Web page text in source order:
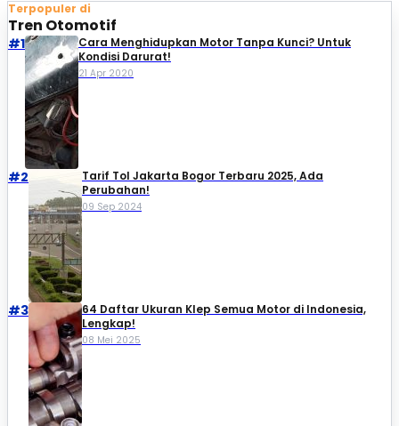
Terpopuler di
Tren Otomotif
#1
Cara Menghidupkan Motor Tanpa Kunci? Untuk
Kondisi Darurat!
21 Apr 2020
#2
Tarif Tol Jakarta Bogor Terbaru 2025, Ada
Perubahan!
09 Sep 2024
#3
64 Daftar Ukuran Klep Semua Motor di Indonesia,
Lengkap!
08 Mei 2025